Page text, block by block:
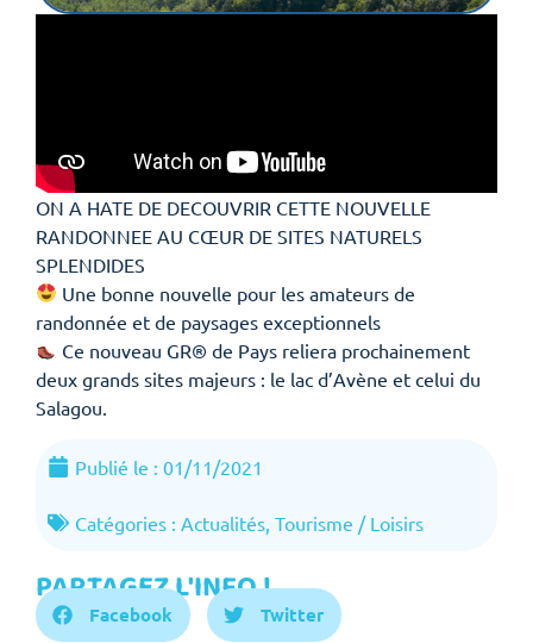
ON A HATE DE DECOUVRIR CETTE NOUVELLE
RANDONNEE AU CŒUR DE SITES NATURELS
SPLENDIDES
Une bonne nouvelle pour les amateurs de
randonnée et de paysages exceptionnels
Ce nouveau GR® de Pays reliera prochainement
deux grands sites majeurs : le lac d’Avène et celui du
Salagou.
Publié le : 01/11/2021
Catégories : Actualités Tourisme / Loisirs
PARTAGEZ L'INFO !
Facebook Twitter